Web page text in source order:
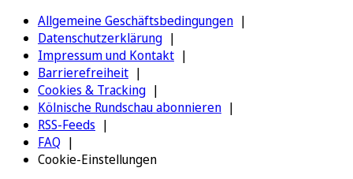
Allgemeine Geschäftsbedingungen
Datenschutzerklärung
Impressum und Kontakt
Barrierefreiheit
Cookies & Tracking
Kölnische Rundschau abonnieren
RSS-Feeds
FAQ
Cookie-Einstellungen